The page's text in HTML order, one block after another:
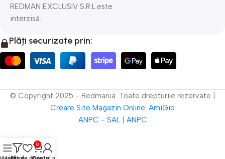
REDMAN EXCLUSIV S.R.L.este
interzisă.
Plăți securizate prin:
© Copyright 2025 - Redmania. Toate drepturile rezervate |
Creare Site Magazin Online: AmiGio
ANPC - SAL| ANPC
0